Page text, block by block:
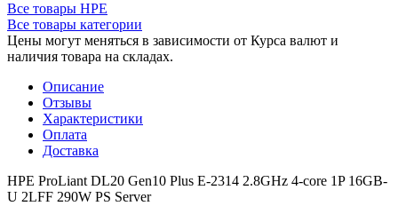
Все товары HPE
Все товары категории
Цены могут меняться в зависимости от Курса валют и
наличия товара на складах.
Описание
Отзывы
Характеристики
Оплата
Доставка
HPE ProLiant DL20 Gen10 Plus E-2314 2.8GHz 4-core 1P 16GB-
U 2LFF 290W PS Server